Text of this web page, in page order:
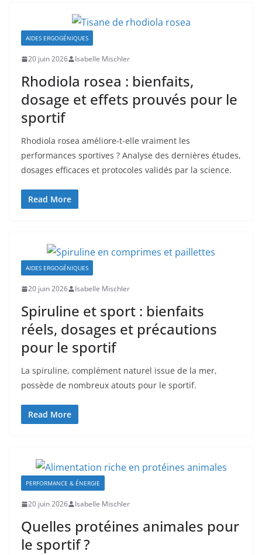
AIDES ERGOGÉNIQUES
20 juin 2026 Isabelle Mischler
Rhodiola rosea : bienfaits,
dosage et effets prouvés pour le
sportif
Rhodiola rosea améliore-t-elle vraiment les
performances sportives ? Analyse des dernières études,
dosages efficaces et protocoles validés par la science.
Read More
AIDES ERGOGÉNIQUES
20 juin 2026 Isabelle Mischler
Spiruline et sport : bienfaits
réels, dosages et précautions
pour le sportif
La spiruline, complément naturel issue de la mer,
possède de nombreux atouts pour le sportif.
Read More
PERFORMANCE & ÉNERGIE
20 juin 2026 Isabelle Mischler
Quelles protéines animales pour
le sportif ?